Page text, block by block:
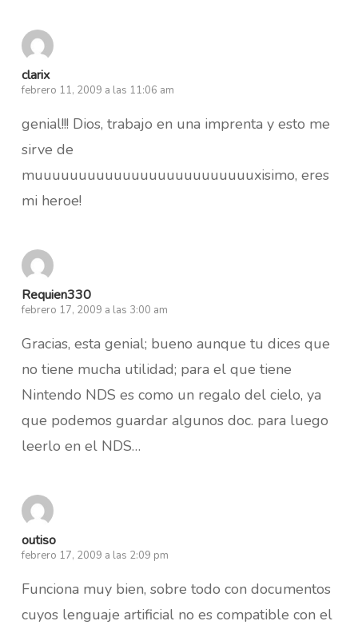
clarix
febrero 11, 2009 a las 11:06 am
genial!!! Dios, trabajo en una imprenta y esto me
sirve de
muuuuuuuuuuuuuuuuuuuuuuuuuxisimo, eres
mi heroe!
Requien330
febrero 17, 2009 a las 3:00 am
Gracias, esta genial; bueno aunque tu dices que
no tiene mucha utilidad; para el que tiene
Nintendo NDS es como un regalo del cielo, ya
que podemos guardar algunos doc. para luego
leerlo en el NDS…
outiso
febrero 17, 2009 a las 2:09 pm
Funciona muy bien, sobre todo con documentos
cuyos lenguaje artificial no es compatible con el